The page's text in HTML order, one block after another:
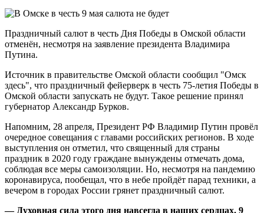
Праздничный салют в честь Дня Победы в Омской области
отменён, несмотря на заявление президента Владимира
Путина.
Источник в правительстве Омской области сообщил "Омск
здесь", что праздничный фейерверк в честь 75-летия Победы в
Омской области запускать не будут. Такое решение принял
губернатор Александр Бурков.
Напомним, 28 апреля, Президент РФ Владимир Путин провёл
очередное совещания с главами российских регионов. В ходе
выступления он отметил, что священный для страны
праздник в 2020 году граждане вынуждены отмечать дома,
соблюдая все меры самоизоляции. Но, несмотря на пандемию
коронавируса, пообещал, что в небе пройдёт парад техники, а
вечером в городах России грянет праздничный салют.
— Духовная сила этого дня навсегда в наших сердцах. 9